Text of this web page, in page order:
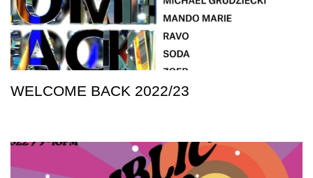
WELCOME BACK 2022/23